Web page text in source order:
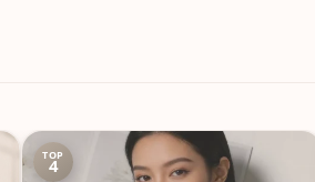
TOP
4